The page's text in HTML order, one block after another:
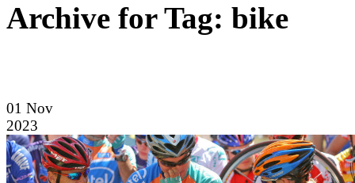
Archive for Tag: bike
01 Nov
2023